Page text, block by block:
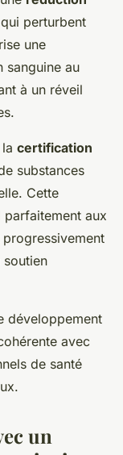
perturbent
une
sanguine au
à un réveil
certification
substances
Cette
aux
développement
avec
de santé
un